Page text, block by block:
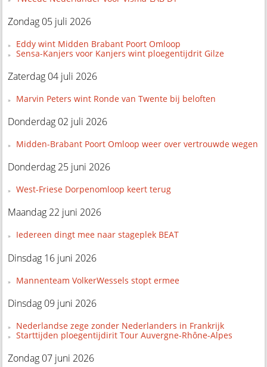
Zondag 05 juli 2026
Eddy wint Midden Brabant Poort Omloop
Sensa-Kanjers voor Kanjers wint ploegentijdrit Gilze
Zaterdag 04 juli 2026
Marvin Peters wint Ronde van Twente bij beloften
Donderdag 02 juli 2026
Midden-Brabant Poort Omloop weer over vertrouwde wegen
Donderdag 25 juni 2026
West-Friese Dorpenomloop keert terug
Maandag 22 juni 2026
Iedereen dingt mee naar stageplek BEAT
Dinsdag 16 juni 2026
Mannenteam VolkerWessels stopt ermee
Dinsdag 09 juni 2026
Nederlandse zege zonder Nederlanders in Frankrijk
Starttijden ploegentijdirit Tour Auvergne-Rhône-Alpes
Zondag 07 juni 2026